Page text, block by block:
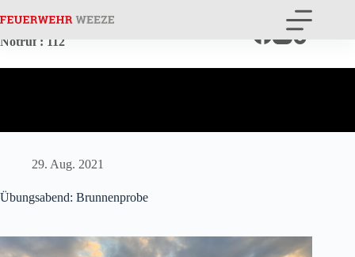
Inhalt
Notruf : 112
29. Aug. 2021
Übungsabend: Brunnenprobe